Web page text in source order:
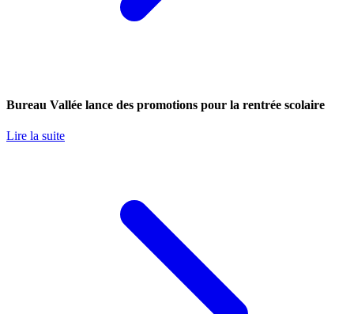
Bureau Vallée lance des promotions pour la rentrée scolaire
Lire la suite